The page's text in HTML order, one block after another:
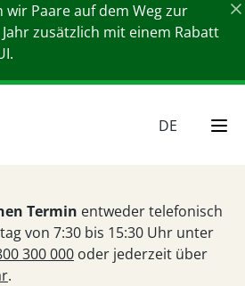
wir Paare auf dem Weg zur
zusätzlich mit einem Rabatt
DE
SR
SK
Termin entweder telefonisch
von 7:30 bis 15:30 Uhr unter
300 000 oder jederzeit über
.